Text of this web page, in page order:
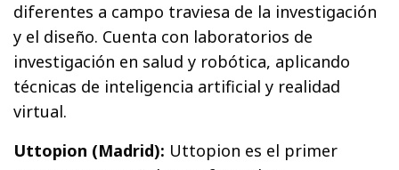
diferentes a campo traviesa de la investigación
y el diseño. Cuenta con laboratorios de
investigación en salud y robótica, aplicando
técnicas de inteligencia artificial y realidad
virtual.
Uttopion (Madrid): Uttopion es el primer